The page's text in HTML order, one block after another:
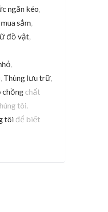
ngăn kéo,
sắm,
đồ vật,
,
, Thùng lưu trữ,
chồng chất
tôi.
tôi để biết